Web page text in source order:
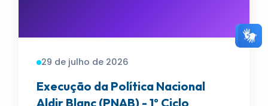
29 de julho de 2026
Execução da Política Nacional
Aldir Blanc (PNAB) - 1º Ciclo